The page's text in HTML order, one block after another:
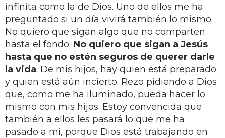
infinita como la de Dios. Uno de ellos me ha
preguntado si un día vivirá también lo mismo.
No quiero que sigan algo que no comparten
hasta el fondo. No quiero que sigan a Jesús
hasta que no estén seguros de querer darle
la vida. De mis hijos, hay quien está preparado
y quien está aún incierto. Rezo pidiendo a Dios
que, como me ha iluminado, pueda hacer lo
mismo con mis hijos. Estoy convencida que
también a ellos les pasará lo que me ha
pasado a mí, porque Dios está trabajando en